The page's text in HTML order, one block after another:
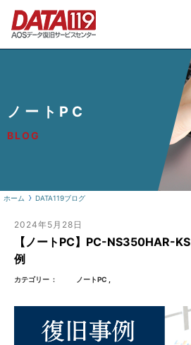
ノートPC
BLOG
ホーム DATA119ブログ
2024年5月28日
【ノートPC】PC-NS350HAR-
例
カテゴリー ノートPC